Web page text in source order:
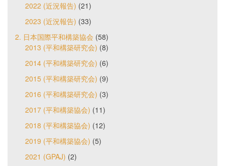
2022 (近況報告) (21)
2023 (近況報告) (33)
2. 日本国際平和構築協会 (58)
2013 (平和構築研究会) (8)
2014 (平和構築研究会) (6)
2015 (平和構築研究会) (9)
2016 (平和構築研究会) (3)
2017 (平和構築協会) (11)
2018 (平和構築協会) (12)
2019 (平和構築協会) (5)
2021 (GPAJ) (2)